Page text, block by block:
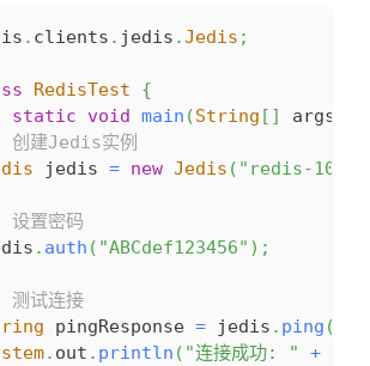
. clients . jedis .Jedis ;
RedisTest
{
static void main (String [ ] args
建Jedis实例
jedis = new Jedis ( "redis-
置密码
. auth ( "ABCdef123456" ) ;
试连接
pingResponse = jedis . ping (
. out . println ( "连接成功: " +